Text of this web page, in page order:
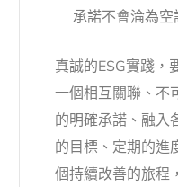
承諾不會淪為空
真誠的ESG實踐，
一個相互關聯、不
的明確承諾、融入
的目標、定期的進
個持續改善的旅程